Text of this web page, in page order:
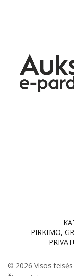
PIRKIMO,
© 2026 Visos